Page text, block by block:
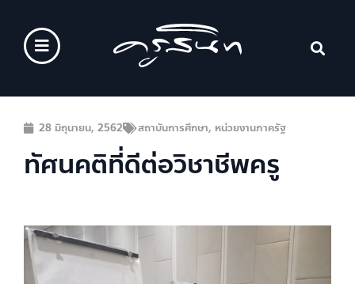
28 มิถุนายน, 2562 สถาบันการศึกษา, หน่วยงานภาครัฐ
ทัศนคติที่ดีต่อวิชาชีพครู